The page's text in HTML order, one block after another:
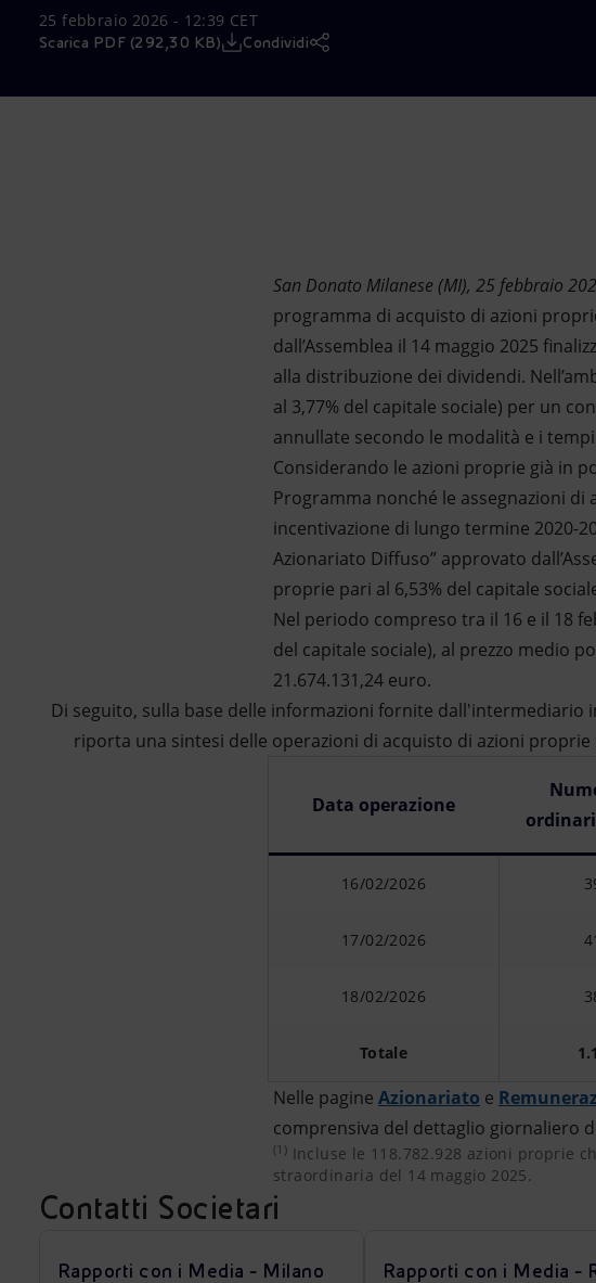
Market Abuse
25 febbraio 2026 - 12:39 CET
Scarica PDF (292,30 KB) Condividi
San Donato Milanese (MI), 25 febbraio
programma di acquisto di azioni
dall’Assemblea il 14 maggio 2025
alla distribuzione dei dividendi.
al 3,77% del capitale sociale) per un
annullate secondo le modalità e i
Considerando le azioni proprie già in
Programma nonché le assegnazioni
incentivazione di lungo termine 2020-
Azionariato Diffuso” approvato
proprie pari al 6,53% del capitale
Nel periodo compreso tra il 16 e il 18
del capitale sociale), al prezzo medio
21.674.131,24 euro.
Di seguito, sulla base delle informazioni fornite dall'intermediario
riporta una sintesi delle operazioni di acquisto di azioni proprie
Data operazione
16/02/2026
17/02/2026
18/02/2026
Totale
Nelle pagine Azionariato e
comprensiva del dettaglio giornaliero
Incluse le 118.782.928 azioni proprie
(1) Incluse le 118.782.928 azioni proprie
straordinaria del 14 maggio 2025.
Contatti Societari
Rapporti con i Media - Milano Rapporti con i Media -